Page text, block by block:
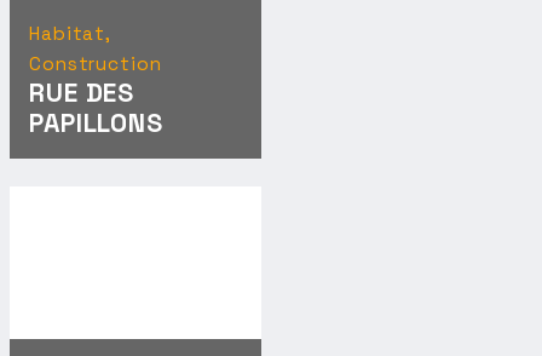
Habitat,
Construction
RUE DES
PAPILLONS